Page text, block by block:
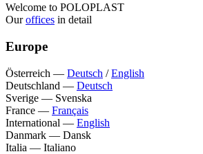
Welcome to POLOPLAST
Ouroffices in detail
Europe
Österreich — Deutsch /English
Deutschland — Deutsch
Sverige — Svenska
France — Français
International — English
Danmark — Dansk
Italia — Italiano